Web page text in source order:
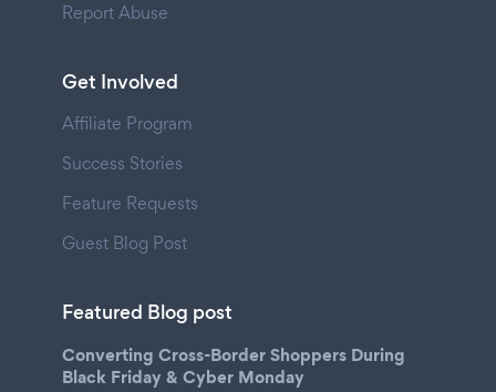
Report Abuse
Get Involved
Affiliate Program
Success Stories
Feature Requests
Guest Blog Post
Featured Blog post
Converting Cross-Border Shoppers During
Black Friday & Cyber Monday